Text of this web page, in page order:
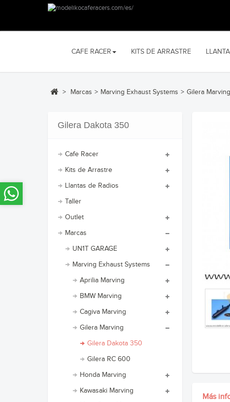
CAFE RACER KITS DE ARRASTRE
> Marcas > Marving Exhaust Systems > Gilera Marving
Gilera Dakota 350
Cafe Racer
Kits de Arrastre
Llantas de Radios
Taller
Outlet
Marcas
UN1T GARAGE
Marving Exhaust Systems
Aprilia Marving
BMW Marving
Cagiva Marving
Gilera Marving
Gilera Dakota 350
Gilera RC 600
Honda Marving
Kawasaki Marving
Más